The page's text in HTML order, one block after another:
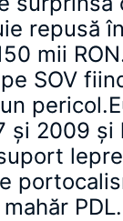
repusă
mii
SOV
şi 2009 şi
PDL.